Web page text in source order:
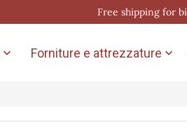
Free shipping for
 Forniture e attrezzature 